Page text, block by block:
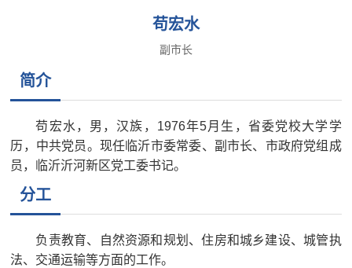
苟宏水
副市长
简介
苟宏水，男，汉族，1976年5月生，省委党校大学学
历，中共党员。现任临沂市委常委、副市长、市政府党组成
员，临沂沂河新区党工委书记。
分工
负责教育、自然资源和规划、住房和城乡建设、城管执
法、交通运输等方面的工作。